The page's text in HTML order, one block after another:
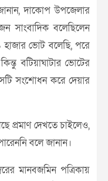
দাকোপ উপজেলার
সাংবাদিক বলেছিলেন
হাজার ভোট বলেছি, পরে
বটিয়াঘাটার ভোটের
সংশোধন করে দেয়ার
প্রমাণ দেখতে চাইলেও,
বলে জানান।
মানবজমিন পত্রিকায়